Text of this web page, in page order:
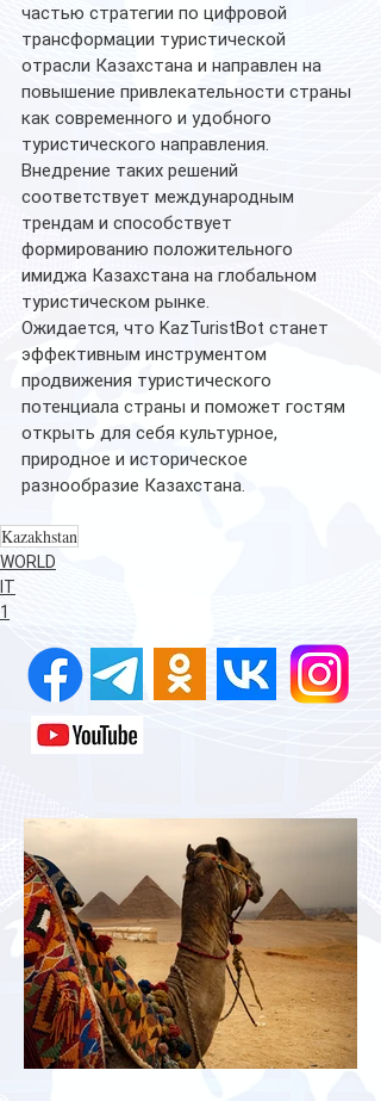
частью стратегии по цифровой
трансформации туристической
отрасли Казахстана и направлен на
повышение привлекательности страны
как современного и удобного
туристического направления.
Внедрение таких решений
соответствует международным
трендам и способствует
формированию положительного
имиджа Казахстана на глобальном
туристическом рынке.
Ожидается, что KazTuristBot станет
эффективным инструментом
продвижения туристического
потенциала страны и поможет гостям
открыть для себя культурное,
природное и историческое
разнообразие Казахстана.
Kazakhstan
WORLD
IT
1